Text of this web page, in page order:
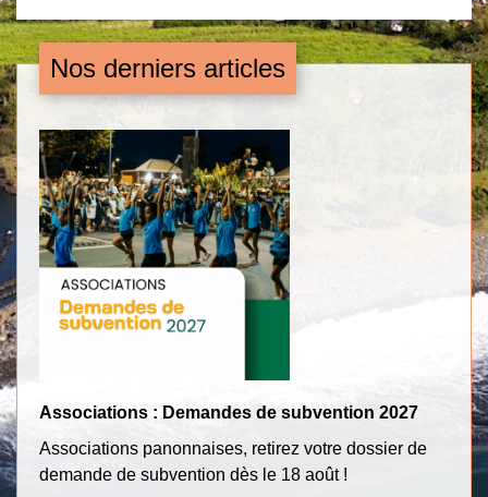
Nos derniers articles
Associations : Demandes de subvention 2027
Associations panonnaises, retirez votre dossier de
demande de subvention dès le 18 août !